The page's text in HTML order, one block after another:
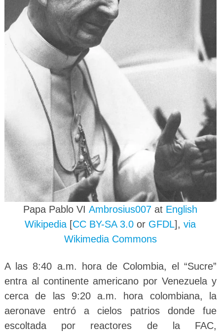
Papa Pablo VIAmbrosius007 at English
Wikipedia [CC BY-SA 3.0 or GFDL],via
Wikimedia Commons
A las 8:40 a.m. hora de Colombia, el “Sucre”
entra al continente americano por Venezuela y
cerca de las 9:20 a.m. hora colombiana, la
aeronave entró a cielos patrios donde fue
escoltada por reactores de la FAC,